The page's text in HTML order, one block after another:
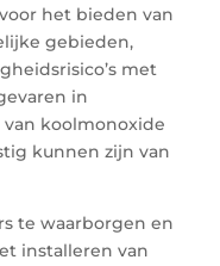
het bieden van
gebieden,
met
in
koolmonoxide
kunnen zijn van
te waarborgen en
installeren van